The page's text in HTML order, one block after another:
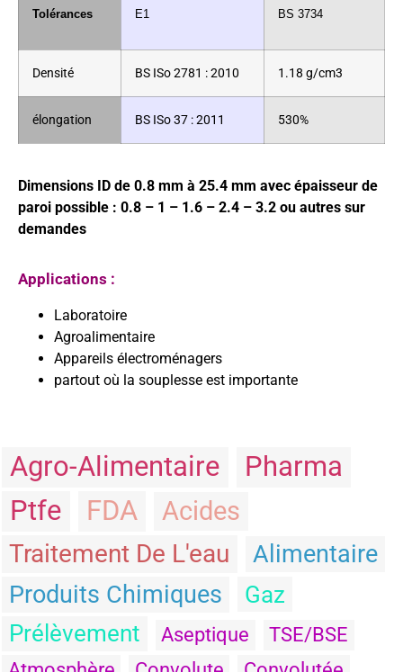
Agro-Alimentaire
Pharma
Ptfe
FDA Acides
Traitement De L'eau
Alimentaire
Produits Chimiques
Gaz
Prélèvement
Aseptique
TSE/BSE
Tolérances E1 BS 3734
Densité BS ISo 2781 : 2010 1.18 g/cm3
élongation BS ISo 37 : 2011 530%
Dimensions ID de 0.8 mm à 25.4 mm avec épaisseur de
paroi possible : 0.8 – 1 – 1.6 – 2.4 – 3.2 ou autres sur
demandes
Applications :
Laboratoire
Agroalimentaire
Appareils électroménagers
partout où la souplesse est importante